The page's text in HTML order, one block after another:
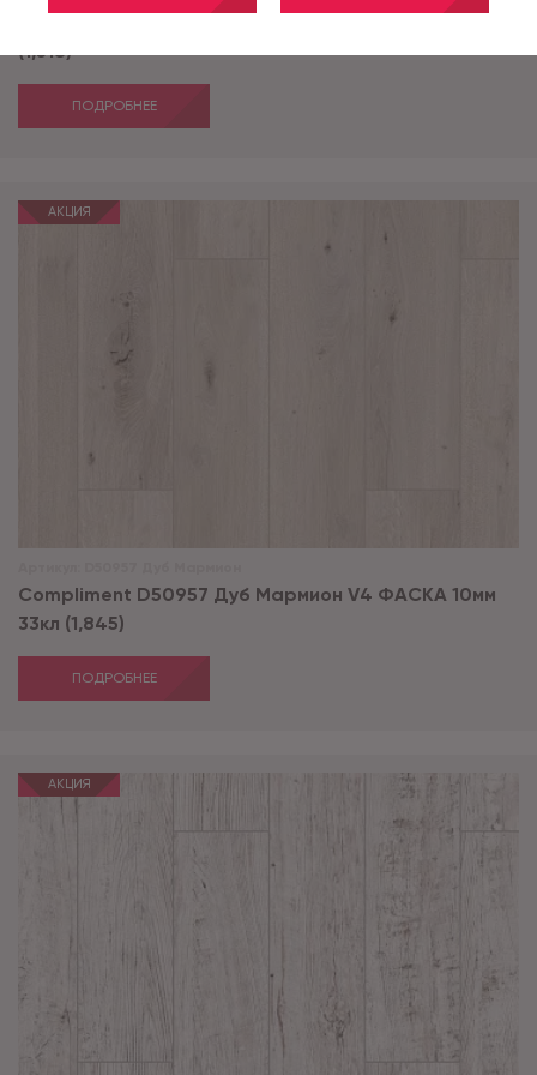
(1,318)
ПОДРОБНЕЕ
АКЦИЯ
Compliment D50957 Дуб Мармион V4 ФАСКА 10мм
33кл (1,845)
ПОДРОБНЕЕ
АКЦИЯ